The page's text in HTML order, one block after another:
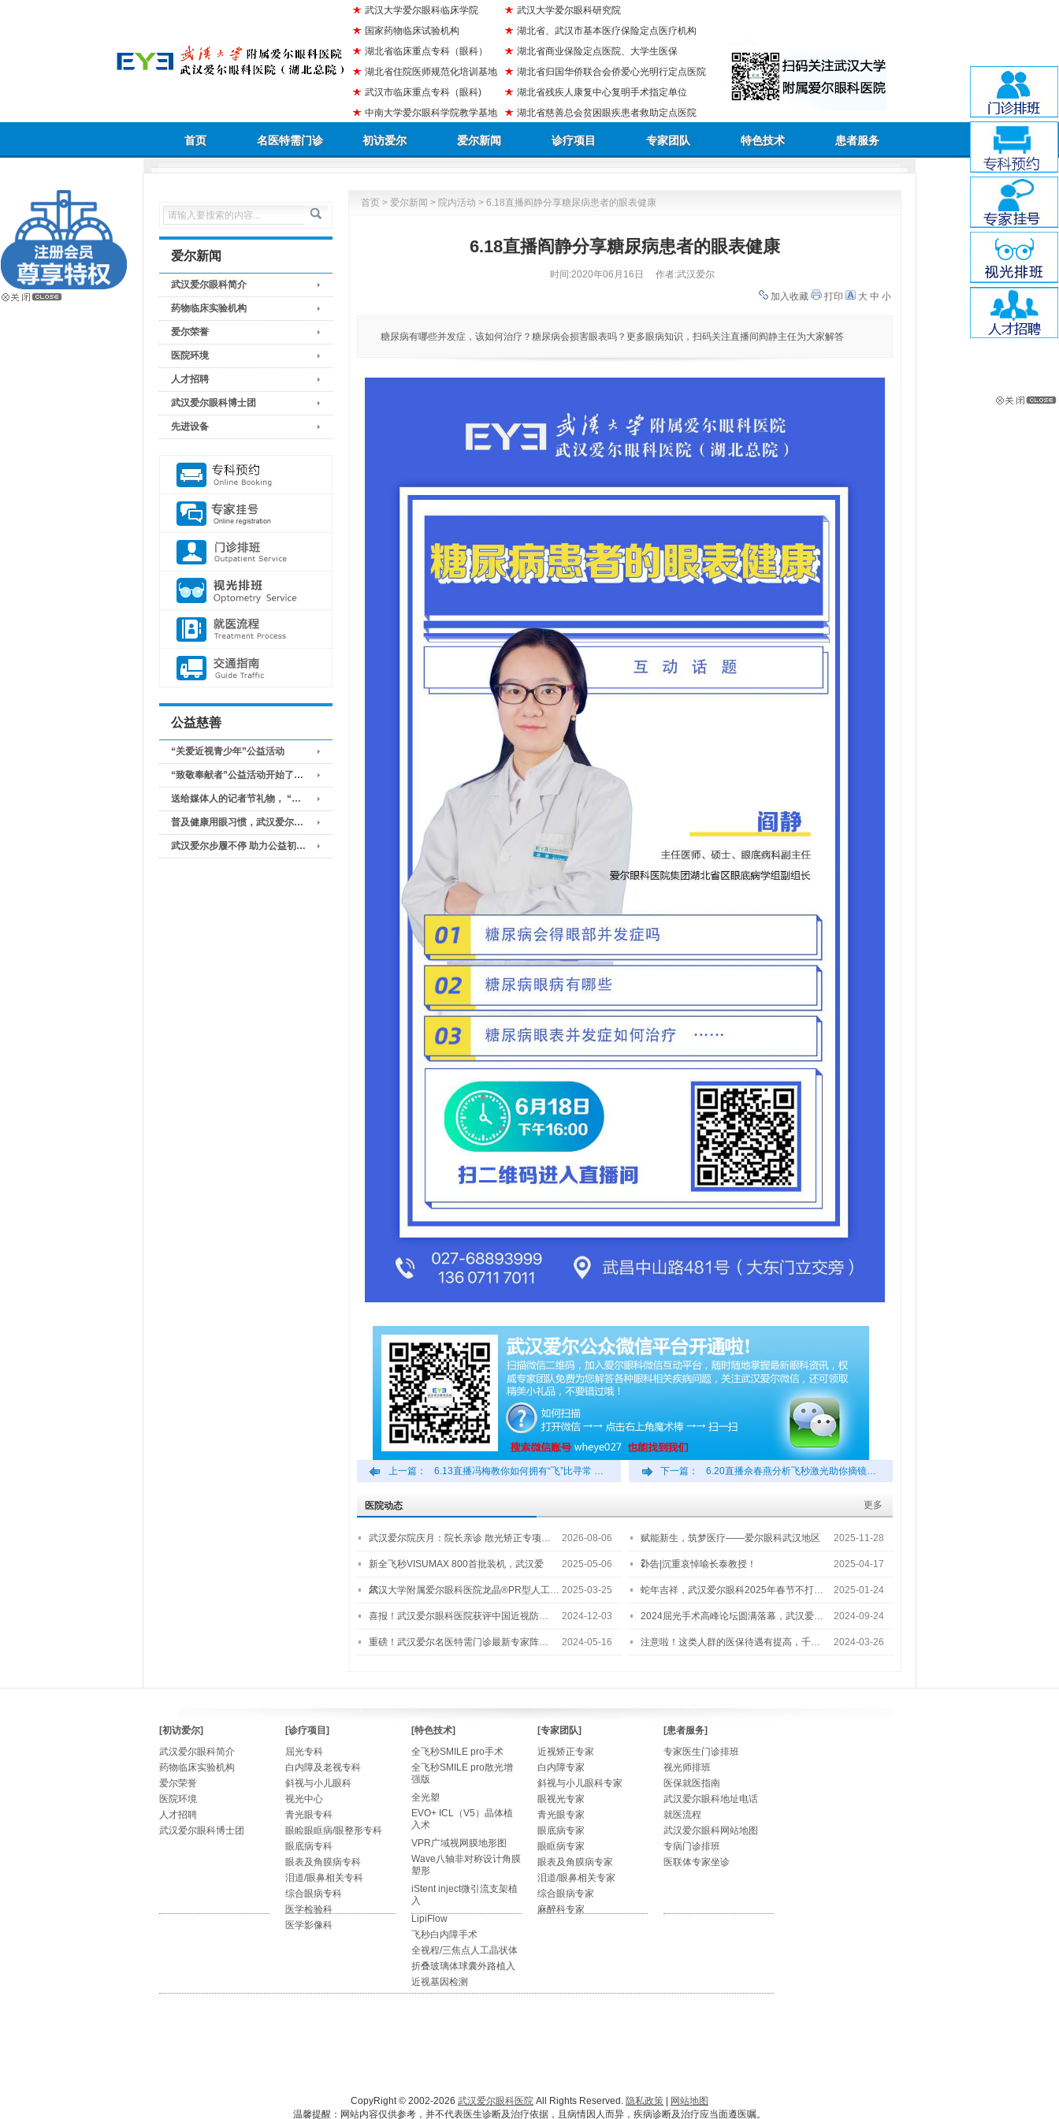
武汉大学爱尔眼科临床学院
国家药物临床试验机构
湖北省临床重点专科（眼科）
湖北省住院医师规范化培训基地
武汉市临床重点专科（眼科)
中南大学爱尔眼科学院教学基地
武汉大学爱尔眼科研究院
湖北省、武汉市基本医疗保险定点医疗机构
湖北省商业保险定点医院、大学生医保
湖北省归国华侨联合会侨爱心光明行定点医院
湖北省残疾人康复中心复明手术指定单位
湖北省慈善总会贫困眼疾患者救助定点医院
首页 名医特需门诊 初访爱尔 爱尔新闻 诊疗项目 专家团队 特色技术 患者服务
爱尔新闻
武汉爱尔眼科简介
药物临床实验机构
爱尔荣誉
医院环境
人才招聘
武汉爱尔眼科博士团
先进设备
公益慈善
“关爱近视青少年”公益活动
“致敬奉献者”公益活动开始了…
送给媒体人的记者节礼物， “…
普及健康用眼习惯，武汉爱尔…
武汉爱尔步履不停 助力公益初…
首页 > 爱尔新闻 > 院内活动 > 6.18直播阎静分享糖尿病患者的眼表健康
6.18直播阎静分享糖尿病患者的眼表健康
时间:2020年06月16日
作者:武汉爱尔
加入收藏
打印 大 中 小
糖尿病有哪些并发症，该如何治疗？糖尿病会损害眼表吗？更多眼病知识，扫码关注直播间阎静主任为大家解答
上一篇： 6.13直播冯梅教你如何拥有“飞”比寻常 … 下一篇： 6.20直播佘春燕分析飞秒激光助你摘镜…
更多
医院动态
武汉爱尔院庆月：院长亲诊 散光矫正专项… 2026-08-06 赋能新生，筑梦医疗——爱尔眼科武汉地区
2…
2025-11-28
新全飞秒VISUMAX 800首批装机，武汉爱
尔…
2025-05-06 讣告|沉重哀悼喻长泰教授！ 2025-04-17
武汉大学附属爱尔眼科医院龙晶®PR型人工… 2025-03-25 蛇年吉祥，武汉爱尔眼科2025年春节不打… 2025-01-24
喜报！武汉爱尔眼科医院获评中国近视防… 2024-12-03 2024屈光手术高峰论坛圆满落幕，武汉爱… 2024-09-24
重磅！武汉爱尔名医特需门诊最新专家阵… 2024-05-16 注意啦！这类人群的医保待遇有提高，千… 2024-03-26
[初访爱尔]
武汉爱尔眼科简介
药物临床实验机构
爱尔荣誉
医院环境
人才招聘
武汉爱尔眼科博士团
[诊疗项目]
屈光专科
白内障及老视专科
斜视与小儿眼科
视光中心
青光眼专科
眼睑眼眶病/眼整形专科
眼底病专科
眼表及角膜病专科
泪道/眼鼻相关专科
综合眼病专科
医学检验科
医学影像科
[特色技术]
全飞秒SMILE pro手术
全飞秒SMILE pro散光增
强版
全光塑
EVO+ ICL（V5）晶体植
入术
VPR广域视网膜地形图
Wave八轴非对称设计角膜
塑形
iStent inject微引流支架植
入
LipiFlow
飞秒白内障手术
全视程/三焦点人工晶状体
折叠玻璃体球囊外路植入
近视基因检测
[专家团队]
近视矫正专家
白内障专家
斜视与小儿眼科专家
眼视光专家
青光眼专家
眼底病专家
眼眶病专家
眼表及角膜病专家
泪道/眼鼻相关专家
综合眼病专家
麻醉科专家
[患者服务]
专家医生门诊排班
视光师排班
医保就医指南
武汉爱尔眼科地址电话
就医流程
武汉爱尔眼科网站地图
专病门诊排班
医联体专家坐诊
CopyRight © 2002-2026 武汉爱尔眼科医院 All Rights Reserved. 隐私政策
网站地图
温馨提醒：网站内容仅供参考，并不代表医生诊断及治疗依据，且病情因人而异，疾病诊断及治疗应当面遵医嘱。